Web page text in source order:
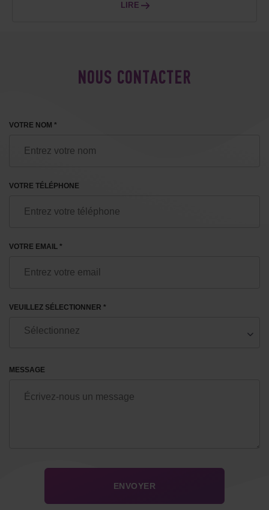
LIRE
NOUS CONTACTER
VOTRE NOM *
VOTRE TÉLÉPHONE
VOTRE EMAIL *
VEUILLEZ SÉLECTIONNER *
MESSAGE